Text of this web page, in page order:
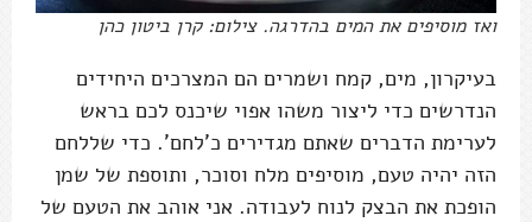
ואז מוסיפים את המים בהדרגה. צילום: קרן ביטון כהן
בעיקרון, מים, קמח ושמרים הם המצרכים היחידים
הנדרשים כדי ליצור משהו אפוי שיכנס לכם בראש
לערימת הדברים שאתם מגדירים כ'לחם'. כדי שללחם
הזה יהיה טעם, מוסיפים מלח וסוכר, ותוספת של שמן
הופכת את הבצק לנוח לעבודה. אני אוהב את הטעם של